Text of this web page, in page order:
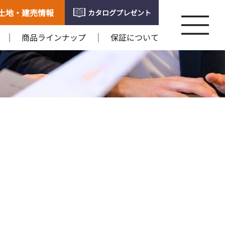
地・建売情報 カタログプレゼント
商品ラインナップ 保証について